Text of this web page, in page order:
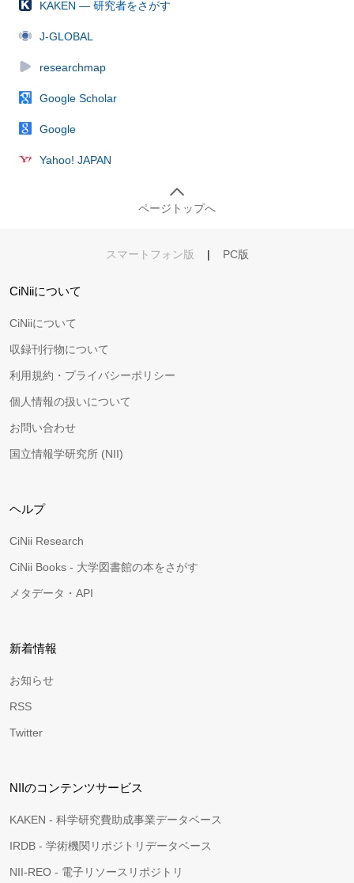
KAKEN — 研究者をさがす
J-GLOBAL
researchmap
Google Scholar
Google
Yahoo! JAPAN
ページトップへ
スマートフォン版 | PC版
CiNiiについて
CiNiiについて
収録刊行物について
利用規約・プライバシーポリシー
個人情報の扱いについて
お問い合わせ
国立情報学研究所 (NII)
ヘルプ
CiNii Research
CiNii Books - 大学図書館の本をさがす
メタデータ・API
新着情報
お知らせ
RSS
Twitter
NIIのコンテンツサービス
KAKEN - 科学研究費助成事業データベース
IRDB - 学術機関リポジトリデータベース
NII-REO - 電子リソースリポジトリ